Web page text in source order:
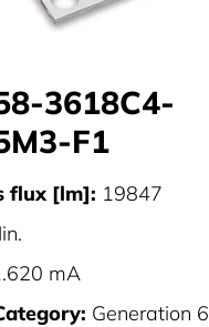
3618C4-
F1
flux [lm]: 19847
mA
Generation 6